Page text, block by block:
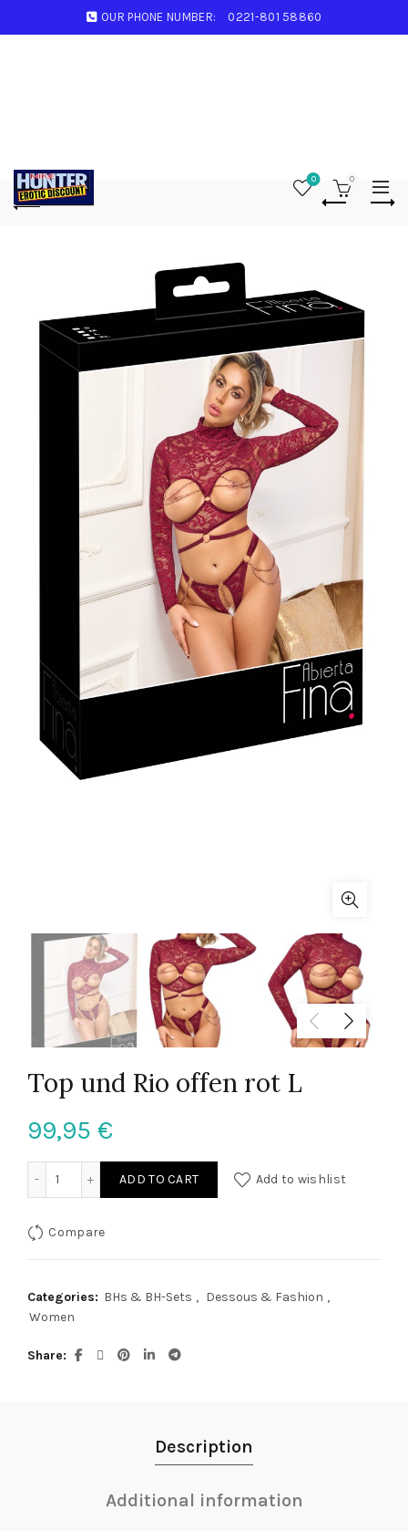
OUR PHONE NUMBER: 0221-801 58860
0 0
Top und Rio offen rot L
99,95 €
Top und Rio offen rot L quantity
ADD TO CART Add to wishlist
Compare
Categories: BHs & BH-Sets , Dessous & Fashion ,
Women
Share
Description
Additional information